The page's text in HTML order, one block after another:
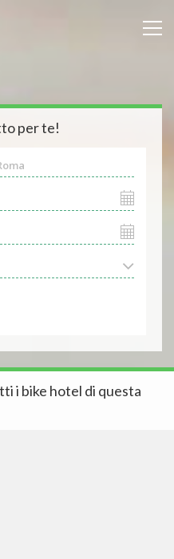
per te!
i bike hotel di questa